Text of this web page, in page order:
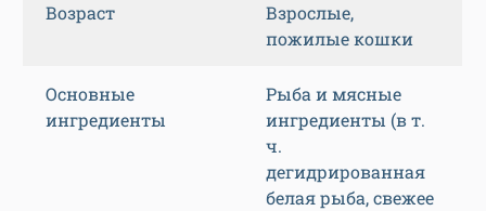
Возраст
Взрослые,
пожилые кошки
Основные
ингредиенты
Рыба и мясные
ингредиенты (в т.
ч.
дегидрированная
белая рыба, свежее